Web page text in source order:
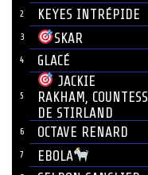
2 KEYES INTRÉPIDE
3 SKAR
4 GLACÉ
5
JACKIE
RAKHAM, COUNTESS
DE STIRLAND
6 OCTAVE RENARD
7 EBOLA